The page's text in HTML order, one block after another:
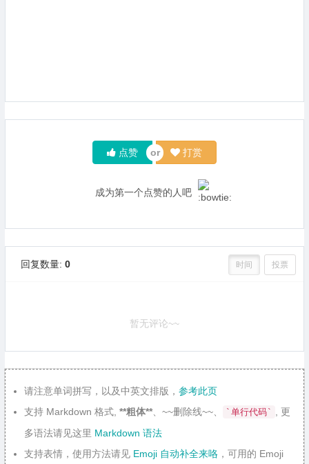
点赞 打赏
成为第一个点赞的人吧
回复数量: 0 时间 投票
暂无评论~~
请注意单词拼写，以及中英文排版， 参考此页
支持 Markdown 格式, **粗体** 、~~删除线~~、 `单行代码`
, 更
多语法请见这里 Markdown 语法
支持表情，使用方法请见 Emoji 自动补全来咯 ，可用的 Emoji